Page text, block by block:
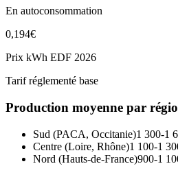
En autoconsommation
0,194€
Prix kWh EDF 2026
Tarif réglementé base
Production moyenne par
Sud (PACA, Occitanie)1 300-1
Centre (Loire, Rhône)1 100-1
Nord (Hauts-de-France)900-1